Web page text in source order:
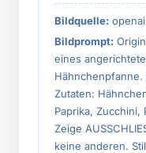
Bildquelle:
Bildprompt:
eines
Hähnchenpfanne.
Zutaten:
Paprika, Zucchini,
Zeige
keine anderen.